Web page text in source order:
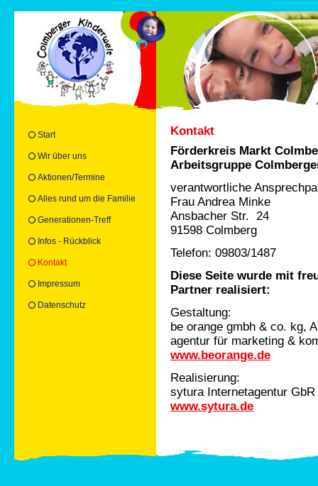
Start
Wir über uns
Aktionen/Termine
Alles rund um die Familie
Generationen-Treff
Infos - Rückblick
Kontakt
Impressum
Datenschutz
Kontakt
Förderkreis Markt
Arbeitsgruppe
verantwortliche
Frau Andrea Minke
Ansbacher Str. 24
91598 Colmberg
Telefon: 09803/1487
Diese Seite wurde mit
Partner realisiert:
Gestaltung:
be orange gmbh & co. kg,
agentur für marketing &
www.beorange.de
Realisierung:
sytura Internetagentur GbR
www.sytura.de